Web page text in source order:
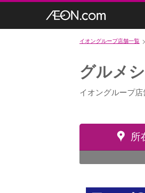
イオングループ店舗一覧
グルメ
イオングループ
所